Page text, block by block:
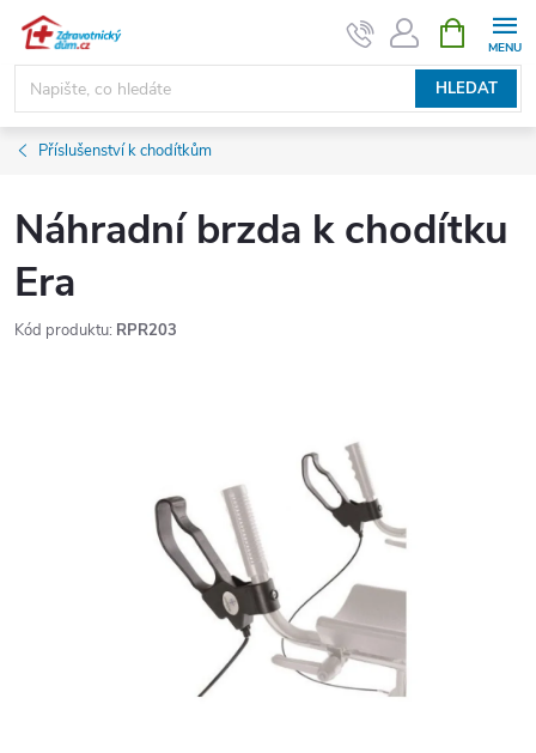
Přejít
obsah
HLEDAT
NÁKUPNÍ
KOŠÍK
Příslušenství k chodítkům
Náhradní brzda k chodítku
Era
Kód produktu: RPR203